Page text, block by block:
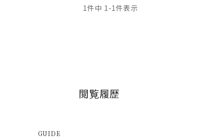
1件中 1-1件表示
閲覧履歴
GUIDE